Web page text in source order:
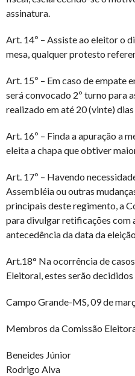
assinatura.
Art. 14º – Assiste ao eleitor o
mesa, qualquer protesto
Art. 15º – Em caso de empate
será convocado 2º turno para
realizado em até 20 (vinte)
Art. 16º – Finda a apuração a
eleita a chapa que obtiver
Art. 17º – Havendo
Assembléia ou outras
principais deste regimento, a
para divulgar retificações com
antecedência da data da
Art.18° Na ocorrência de
Eleitoral, estes serão
Campo Grande-MS, 09 de
Membros da Comissão
Beneides Júnior
Rodrigo Alva